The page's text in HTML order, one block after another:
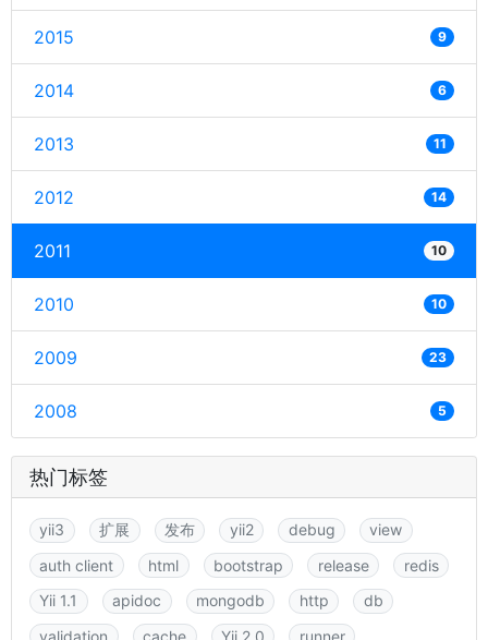
2015 9
2014 6
2013 11
2012 14
2011 10
2010 10
2009 23
2008 5
热门标签
yii3 扩展 发布 yii2 debug
view
auth client
html bootstrap release
redis
Yii 1.1
apidoc mongodb http
db
validation
cache Yii 2.0 runner